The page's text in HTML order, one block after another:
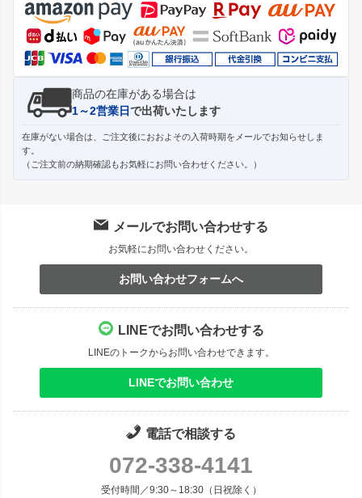
ップ
へ
商品の在庫がある場合は
1～2営業日で出荷いたします
在庫がない場合は、ご注文後におおよその入荷時期をメールでお知らせしま
す。
（ご注文前の納期確認もお気軽にお問い合わせください。）
メールでお問い合わせする
お気軽にお問い合わせください。
お問い合わせフォームへ
LINEでお問い合わせする
LINEのトークからお問い合わせできます。
LINEでお問い合わせ
電話で相談する
072-338-4141
受付時間／9:30～18:30（日祝除く）